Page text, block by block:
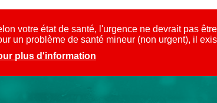
votre état de santé, l'urgence ne devrait pas
un problème de santé mineur (non urgent), il
plus d'information